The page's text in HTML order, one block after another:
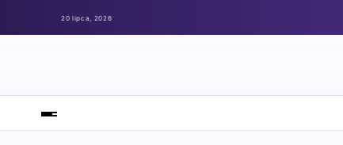
20 lipca, 2026